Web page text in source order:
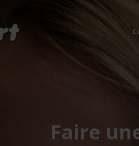
Faire